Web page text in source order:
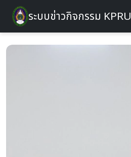
ระบบข่าวกิจกรรม KPRU